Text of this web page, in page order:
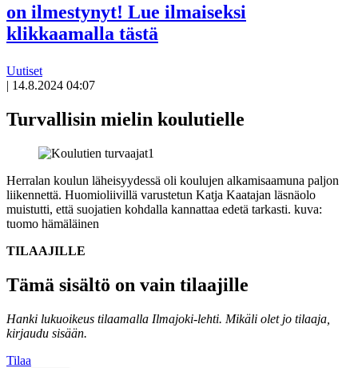
on ilmestynyt! Lue ilmaiseksi
klikkaamalla tästä
Uutiset
| 14.8.2024 04:07
Turvallisin mielin koulutielle
Herralan koulun läheisyydessä oli koulujen alkamisaamuna paljon
liikennettä. Huomioliivillä varustetun Katja Kaatajan läsnäolo
muistutti, että suojatien kohdalla kannattaa edetä tarkasti. kuva:
tuomo hämäläinen
TILAAJILLE
Tämä sisältö on vain tilaajille
Hanki lukuoikeus tilaamalla Ilmajoki-lehti. Mikäli olet jo tilaaja,
kirjaudu sisään.
Tilaa